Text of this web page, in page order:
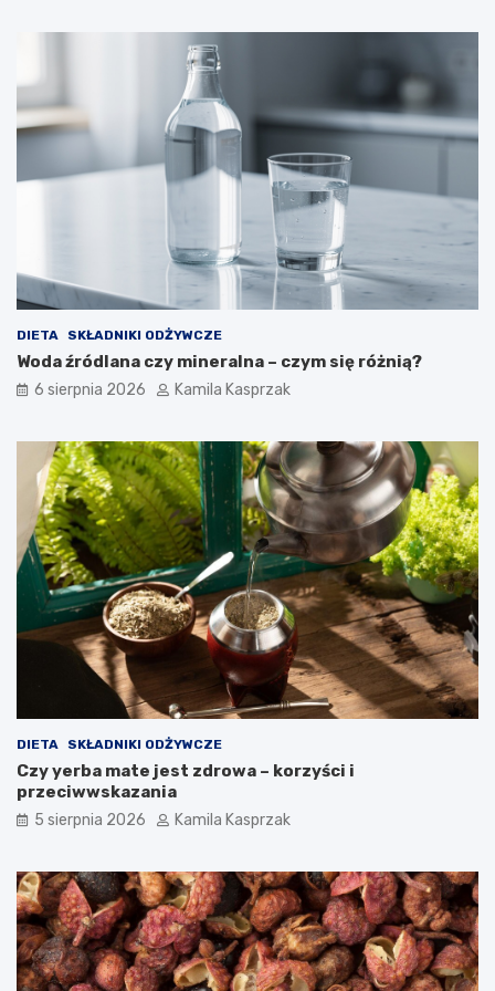
n
e
j
z
p
e
c
z
d
r
o
a
DIETA SKŁADNIKI ODŻYWCZE
Woda źródlana czy mineralna – czym się różnią?
6 sierpnia 2026 Kamila Kasprzak
DIETA SKŁADNIKI ODŻYWCZE
Czy yerba mate jest zdrowa – korzyści i
przeciwwskazania
5 sierpnia 2026 Kamila Kasprzak